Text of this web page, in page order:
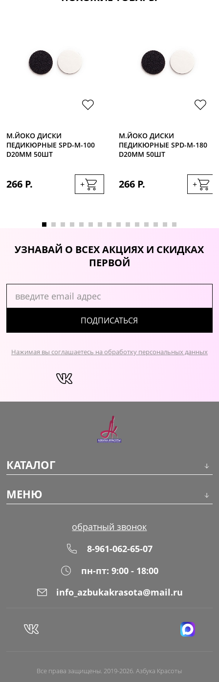
М.ЙОКО ДИСКИ
ПЕДИКЮРНЫЕ SPD-M-100
D20ММ 50ШТ
266 Р. +
М.ЙОКО ДИСКИ
ПЕДИКЮРНЫЕ SPD-M-180
D20ММ 50ШТ
266 Р. +
УЗНАВАЙ О ВСЕХ АКЦИЯХ И СКИДКАХ
ПЕРВОЙ
ПОДПИСАТЬСЯ
Нажимая вы соглашаетесь на обработку персональных данных
КАТАЛОГ
Макияж
МЕНЮ
Оплата
обратный звонок
8-961-062-65-07
пн-пт: 9:00 - 18:00
info_azbukakrasota@mail.ru
Все права защищены. 2019-2026. Азбука Красоты